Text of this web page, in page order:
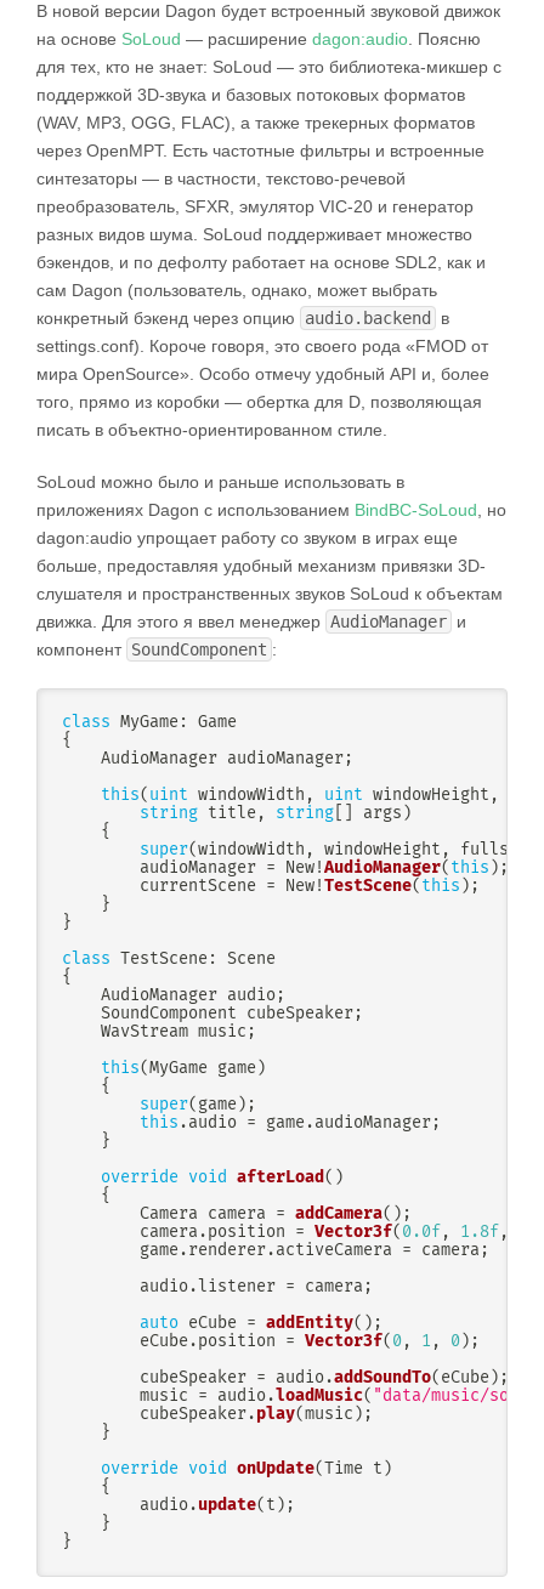
В новой версии Dagon будет встроенный звуковой движок
на основе SoLoud — расширение dagon:audio . Поясню
для тех, кто не знает: SoLoud — это библиотека-микшер с
поддержкой 3D-звука и базовых потоковых форматов
(WAV, MP3, OGG, FLAC), а также трекерных форматов
через OpenMPT. Есть частотные фильтры и встроенные
синтезаторы — в частности, текстово-речевой
преобразователь, SFXR, эмулятор VIC-20 и генератор
разных видов шума. SoLoud поддерживает множество
бэкендов, и по дефолту работает на основе SDL2, как и
сам Dagon (пользователь, однако, может выбрать
конкретный бэкенд через опцию
audio.backend
в
settings.conf). Короче говоря, это своего рода «FMOD от
мира OpenSource». Особо отмечу удобный API и, более
того, прямо из коробки — обертка для D, позволяющая
писать в объектно-ориентированном стиле.
SoLoud можно было и раньше использовать в
приложениях Dagon с использованием BindBC-SoLoud , но
dagon:audio упрощает работу со звуком в играх еще
больше, предоставляя удобный механизм привязки 3D-
слушателя и пространственных звуков SoLoud к объектам
движка. Для этого я ввел менеджер AudioManager и
компонент SoundComponent :
class MyGame :
{
    AudioManager audioManager
;
this( uint windowWidth , uint windowHeight ,
string title , string args )
{
super(windowWidth , windowHeight ,
        audioManager
= New!AudioManager( this ) ;
        currentScene
= New!TestScene( this ) ;
}
}
class TestScene :
{
    AudioManager audio
;
    SoundComponent cubeSpeaker
;
    WavStream music
;
this(MyGame game )
{
super( game ) ;
this .audio = game .audioManager;
}
override void afterLoad( )
{
        Camera camera
= addCamera( ) ;
        camera
.position = Vector3f( 0.0f , 1.8f ,
        game
.renderer.activeCamera = camera ;
        audio
. listener = camera ;
auto eCube = addEntity( ) ;
        eCube
.position = Vector3f( 0, 1 , 0) ;
        cubeSpeaker
= audio.addSoundTo( eCube ) ;
        music
= audio.loadMusic( "data/music/
        cubeSpeaker
.play(music ) ;
}
override void onUpdate(Time t )
{
        audio
.update( t ) ;
}
}